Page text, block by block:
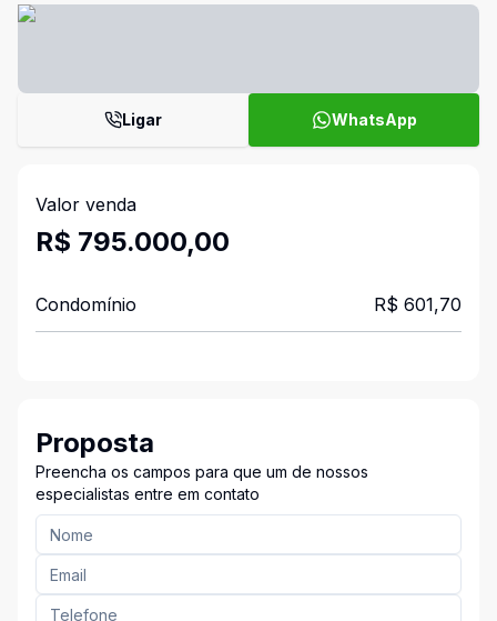
Ligar WhatsApp
Valor venda
R$ 795.000,00
Condomínio R$ 601,70
Proposta
Preencha os campos para que um de nossos
especialistas entre em contato